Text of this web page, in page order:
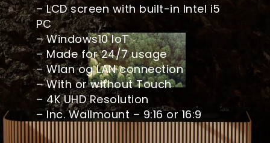
– LCD screen with built-in Intel i5
PC
– Windows10 IoT
– Made for 24/7 usage
– Wlan og LAN connection
– With or without Touch
– 4K UHD Resolution
– Inc. Wallmount – 9:16 or 16:9